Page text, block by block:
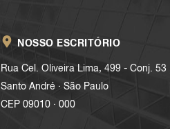
NOSSO ESCRITÓRIO
Rua Cel. Oliveira Lima, 499 - Conj. 53
Santo André . São Paulo
CEP 09010 . 000